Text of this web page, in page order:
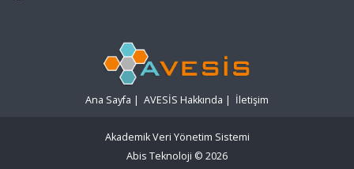
Ana Sayfa | AVESİS Hakkında | İletişim
Akademik Veri Yönetim Sistemi
Abis Teknoloji © 2026